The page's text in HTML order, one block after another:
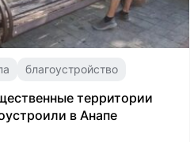
благоустройство
территории
в Анапе